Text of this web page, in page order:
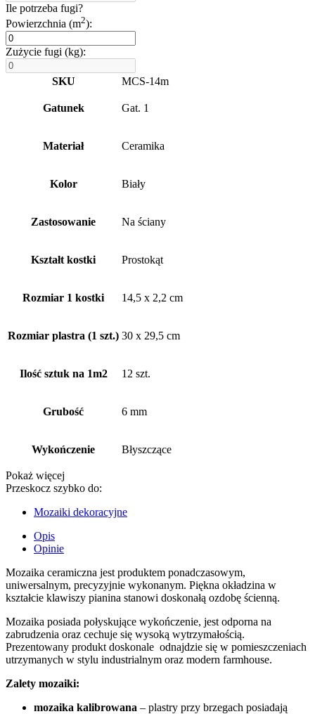
Ile potrzeba fugi?
Powierzchnia (m2):
Zużycie fugi (kg):
SKU MCS-14m
Gatunek Gat. 1
Materiał Ceramika
Kolor Biały
Zastosowanie Na ściany
Kształt kostki Prostokąt
Rozmiar 1 kostki 14,5 x 2,2 cm
Rozmiar plastra (1 szt.) 30 x 29,5 cm
Ilość sztuk na 1m2 12 szt.
Grubość 6 mm
Wykończenie Błyszczące
Pokaż więcej
Przeskocz szybko do:
Mozaiki dekoracyjne
Opis
Opinie
Mozaika ceramiczna jest produktem ponadczasowym,
uniwersalnym, precyzyjnie wykonanym. Piękna okładzina w
kształcie klawiszy pianina stanowi doskonałą ozdobę ścienną.
Mozaika posiada połyskujące wykończenie, jest odporna na
zabrudzenia oraz cechuje się wysoką wytrzymałością.
Prezentowany produkt doskonale odnajdzie się w pomieszczeniach
utrzymanych w stylu industrialnym oraz modern farmhouse.
Zalety mozaiki:
mozaika kalibrowana – plastry przy brzegach posiadają